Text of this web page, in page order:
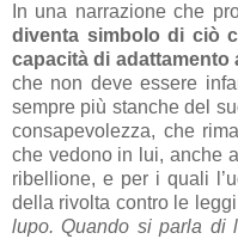
In una narrazione che
diventa simbolo di ciò
capacità di adattamento
che non deve essere
sempre più stanche del
consapevolezza, che
che vedono in lui, anche
ribellione, e per i quali
della rivolta contro le
lupo. Quando si parla di